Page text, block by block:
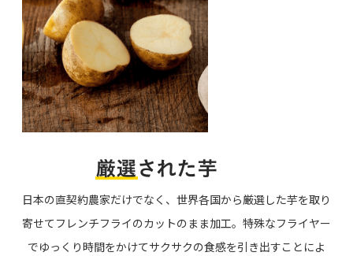
日本の直契約農家だけでなく、世界各国から厳選した芋を取り
寄せてフレンチフライのカットのまま加工。特殊なフライヤー
でゆっくり時間をかけてサクサクの食感を引き出すことによ